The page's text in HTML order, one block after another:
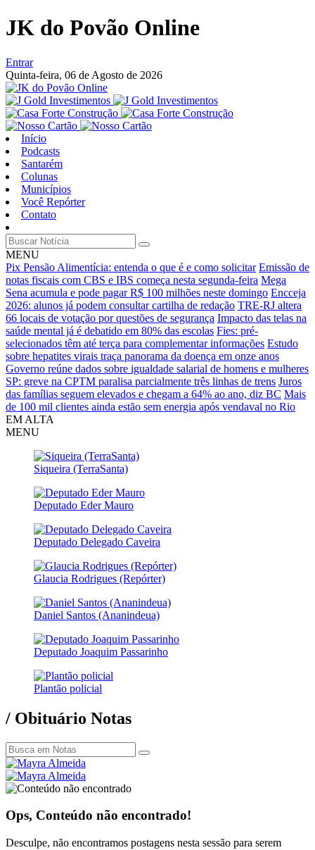
JK do Povão Online
Entrar
Quinta-feira, 06 de Agosto de 2026
Início
Podcasts
Santarém
Colunas
Municípios
Você Repórter
Contato
MENU
Pix Pensão Alimentícia: entenda o que é e como solicitar Emissão de
notas fiscais com CBS e IBS começa nesta segunda-feira Mega
Sena acumula e pode pagar R$ 100 milhões neste domingo Encceja
2026: alunos já podem consultar cartilha de redação TRE-RJ altera
66 locais de votação por questões de segurança Impacto das telas na
saúde mental já é debatido em 80% das escolas Fies: pré-
selecionados têm até terça para complementar informações Estudo
sobre hepatites virais traça panorama da doença em onze anos
Governo reúne dados sobre igualdade salarial de homens e mulheres
SP: greve na CPTM paralisa parcialmente três linhas de trens Juros
das famílias seguem elevados e chegam a 64% ao ano, diz BC Mais
de 100 mil clientes ainda estão sem energia após vendaval no Rio
EM ALTA
MENU
Siqueira (TerraSanta)
Deputado Eder Mauro
Deputado Delegado Caveira
Glaucia Rodrigues (Repórter)
Daniel Santos (Ananindeua)
Deputado Joaquim Passarinho
Plantão policial
/ Obituário Notas
Ops, Conteúdo não encontrado!
Desculpe, não encontramos postagens nesta sessão para serem